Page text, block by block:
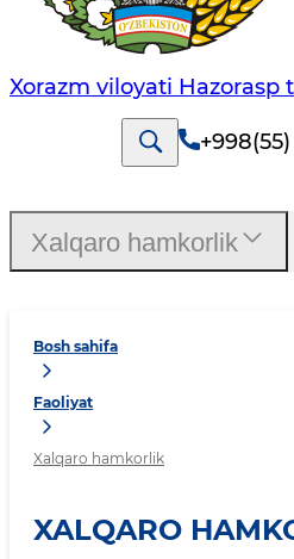
Xorazm viloyati
Bosh sahifa
Faoliyat
Xalqaro hamkorlik
XALQARO
Xalqaro hamkorlik